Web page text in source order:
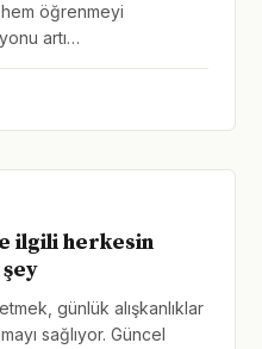
öğrenmeyi
artı…
ilgili herkesin
günlük alışkanlıklar
sağlıyor. Güncel